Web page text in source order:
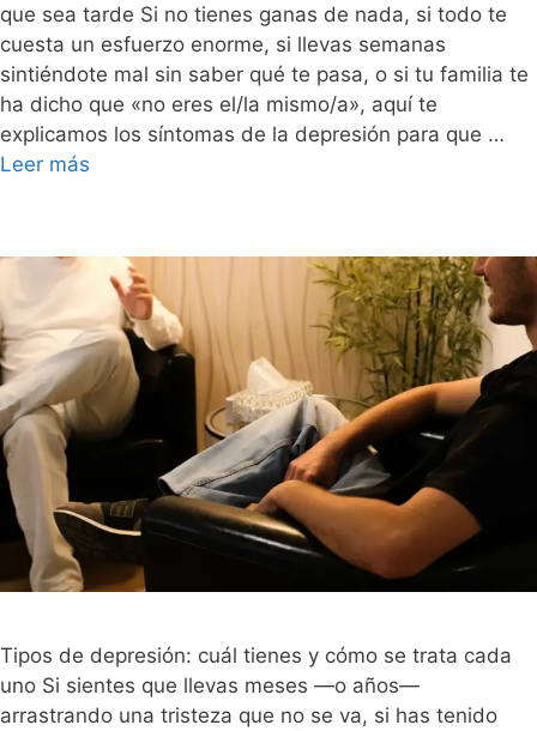
que sea tarde Si no tienes ganas de nada, si todo te
cuesta un esfuerzo enorme, si llevas semanas
sintiéndote mal sin saber qué te pasa, o si tu familia te
ha dicho que «no eres el/la mismo/a», aquí te
explicamos los síntomas de la depresión para que …
Leer más
Tipos de depresión: cuál tienes y cómo se trata cada
uno Si sientes que llevas meses —o años—
arrastrando una tristeza que no se va, si has tenido